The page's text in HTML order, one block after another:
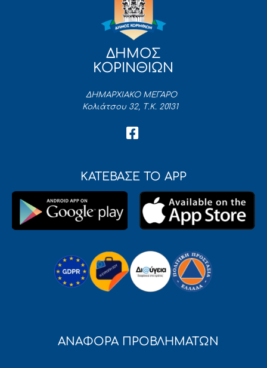
ΔΗΜΟΣ
ΚΟΡΙΝΘΙΩΝ
ΔΗΜΑΡΧΙΑΚΟ ΜΕΓΑΡΟ
Κολιάτσου 32, Τ.Κ. 20131
ΚΑΤΕΒΑΣΕ ΤΟ APP
ΑΝΑΦΟΡΑ ΠΡΟΒΛΗΜΑΤΩΝ